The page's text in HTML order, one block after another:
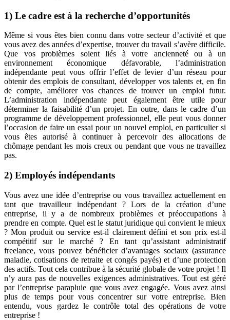
1) Le cadre est à la recherche d’opportunités
Même si vous êtes bien connu dans votre secteur d’activité et que
vous avez des années d’expertise, trouver du travail s’avère difficile.
Que vos problèmes soient liés à votre ancienneté ou à un
environnement économique défavorable, l’administration
indépendante peut vous offrir l’effet de levier d’un réseau pour
obtenir des emplois de consultant, développer vos talents et, en fin
de compte, améliorer vos chances de trouver un emploi futur.
L’administration indépendante peut également être utile pour
déterminer la faisabilité d’un projet. En outre, dans le cadre d’un
programme de développement professionnel, elle peut vous donner
l’occasion de faire un essai pour un nouvel emploi, en particulier si
vous êtes autorisé à continuer à percevoir des allocations de
chômage pendant les mois creux ou pendant que vous ne travaillez
pas.
2) Employés indépendants
Vous avez une idée d’entreprise ou vous travaillez actuellement en
tant que travailleur indépendant ? Lors de la création d’une
entreprise, il y a de nombreux problèmes et préoccupations à
prendre en compte. Quel est le statut juridique qui convient le mieux
? Mon produit ou service est-il clairement défini et son prix est-il
compétitif sur le marché ? En tant qu’assistant administratif
freelance, vous pouvez bénéficier d’avantages sociaux (assurance
maladie, cotisations de retraite et congés payés) et d’une protection
des actifs. Tout cela contribue à la sécurité globale de votre projet ! Il
n’y aura pas de nouvelles exigences administratives. Tout est géré
par l’entreprise parapluie que vous avez engagée. Vous avez ainsi
plus de temps pour vous concentrer sur votre entreprise. Bien
entendu, vous gardez le contrôle total des opérations de votre
entreprise !